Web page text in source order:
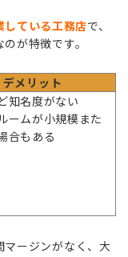
している工務店で、
が特徴です。
デメリット
知名度がない
ームが小規模また
合もある
ージンがなく、大